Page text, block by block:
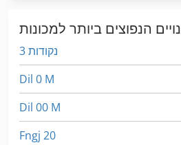
3 נקודות
Dil 0 M
Dil 00 M
Fngj 20